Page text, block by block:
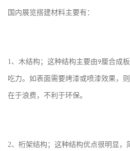
国内展览搭建材料主要有：
1、木结构；这种结构主要由9厘合成
吃力。如表面需要烤漆或喷漆效果，
在于浪费，不利于环保。
2、桁架结构；这种结构优点很明显，